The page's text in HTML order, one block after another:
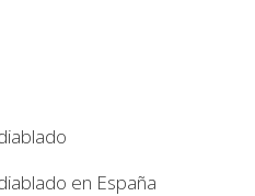
en España